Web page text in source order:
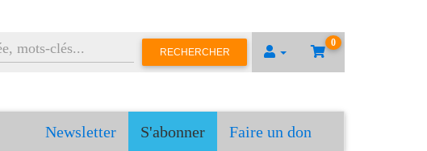
0
RECHERCHER
Newsletter S'abonner Faire un don